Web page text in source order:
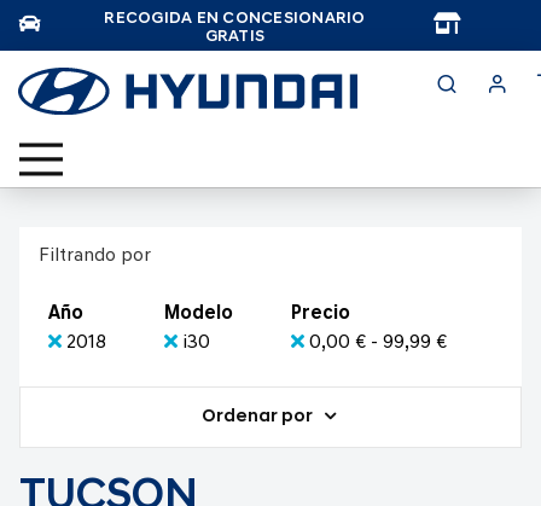
RECOGIDA EN CONCESIONARIO
GRATIS
Filtrando por
Año
2018
Modelo
i30
Precio
0,00 € - 99,99 €
Ordenar por
TUCSON